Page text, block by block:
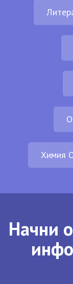
Химия
Начни